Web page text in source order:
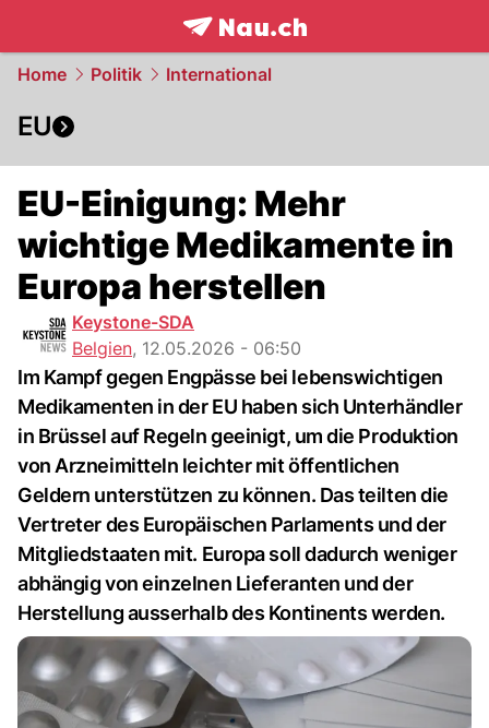
frontpage.NAU.ch
Home Politik International
EU
EU-Einigung: Mehr
wichtige Medikamente in
Europa herstellen
Keystone-SDA
Belgien, 12.05.2026 - 06:50
Im Kampf gegen Engpässe bei lebenswichtigen
Medikamenten in der EU haben sich Unterhändler
in Brüssel auf Regeln geeinigt, um die Produktion
von Arzneimitteln leichter mit öffentlichen
Geldern unterstützen zu können. Das teilten die
Vertreter des Europäischen Parlaments und der
Mitgliedstaaten mit. Europa soll dadurch weniger
abhängig von einzelnen Lieferanten und der
Herstellung ausserhalb des Kontinents werden.